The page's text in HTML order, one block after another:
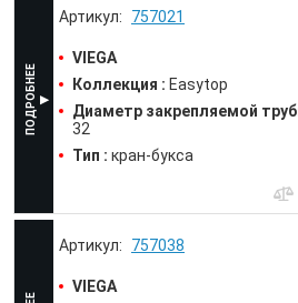
757021
VIEGA
Коллекция : Easytop
Диаметр закрепляемой
32
Тип : кран-букса
757038
VIEGA